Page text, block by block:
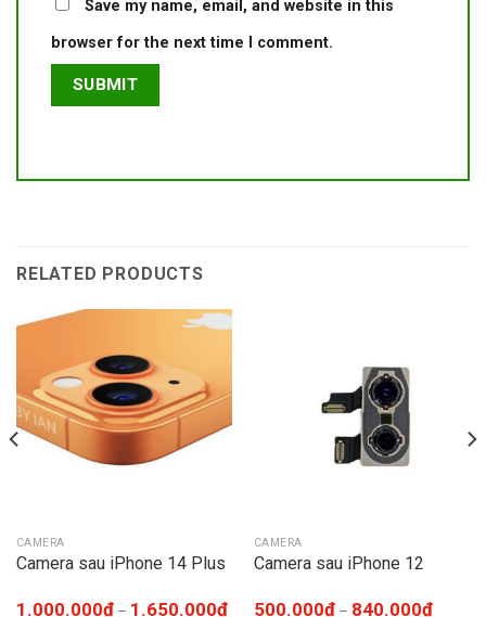
Save my name, email, and website in this
browser for the next time I comment.
RELATED PRODUCTS
CAMERA
Camera sau iPhone 14 Plus
1.000.000₫– 1.650.000₫
CAMERA
Camera sau iPhone 12
500.000₫– 840.000₫